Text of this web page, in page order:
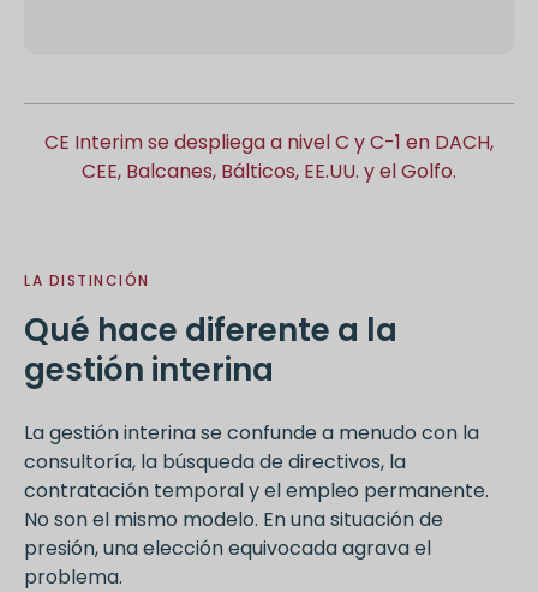
CE Interim se despliega a nivel C y C-1 en DACH,
CEE, Balcanes, Bálticos, EE.UU. y el Golfo.
LA DISTINCIÓN
Qué hace diferente a la
gestión interina
La gestión interina se confunde a menudo con la
consultoría, la búsqueda de directivos, la
contratación temporal y el empleo permanente.
No son el mismo modelo. En una situación de
presión, una elección equivocada agrava el
problema.